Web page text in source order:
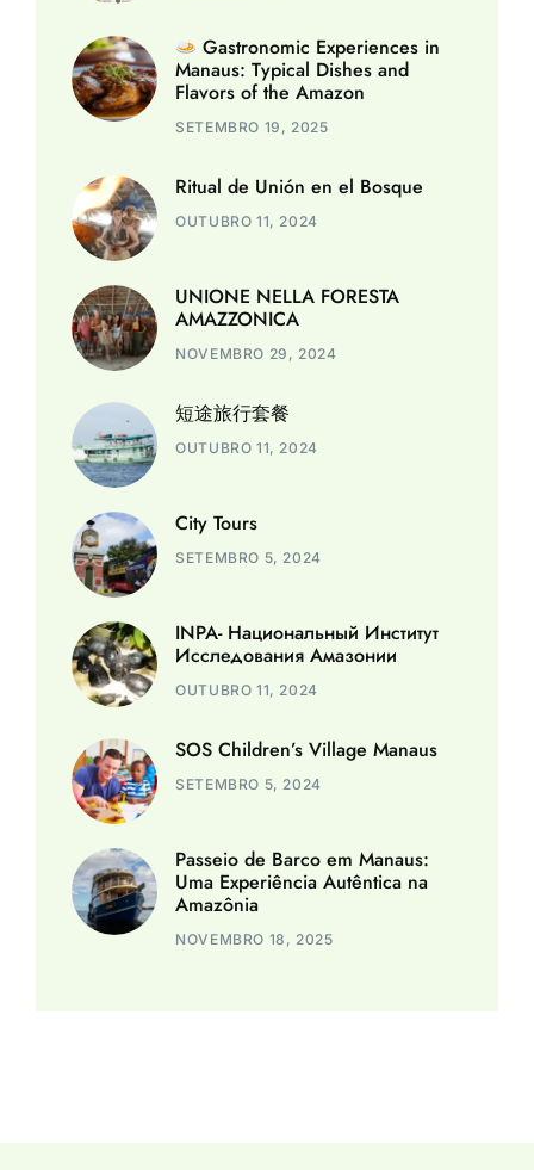
Gastronomic Experiences in
Manaus: Typical Dishes and
Flavors of the Amazon
SETEMBRO 19, 2025
Ritual de Unión en el Bosque
OUTUBRO 11, 2024
UNIONE NELLA FORESTA
AMAZZONICA
NOVEMBRO 29, 2024
短途旅行套餐
OUTUBRO 11, 2024
City Tours
SETEMBRO 5, 2024
INPA- Национальный Институт
Исследования Амазонии
OUTUBRO 11, 2024
SOS Children’s Village Manaus
SETEMBRO 5, 2024
Passeio de Barco em Manaus:
Uma Experiência Autêntica na
Amazônia
NOVEMBRO 18, 2025